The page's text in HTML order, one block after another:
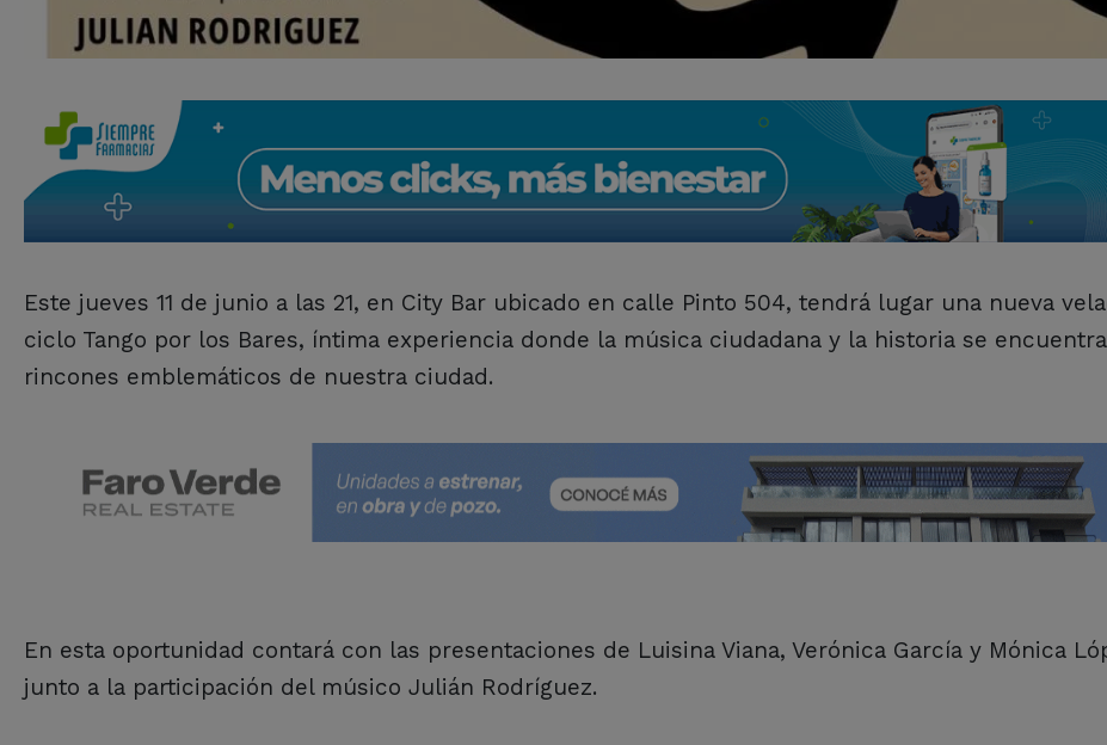
Este jueves 11 de junio a las 21, en City Bar ubicado en calle Pinto 504, tendrá lugar una nueva
ciclo Tango por los Bares, íntima experiencia donde la música ciudadana y la historia se
rincones emblemáticos de nuestra ciudad.
En esta oportunidad contará con las presentaciones de Luisina Viana, Verónica García y Mónica
junto a la participación del músico Julián Rodríguez.